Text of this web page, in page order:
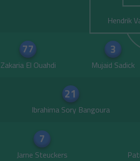
Hendrik
77
Zakaria El Ouahdi
3
Mujaid Sadick
21
Ibrahima Sory Bangoura
7
Jarne Steuckers